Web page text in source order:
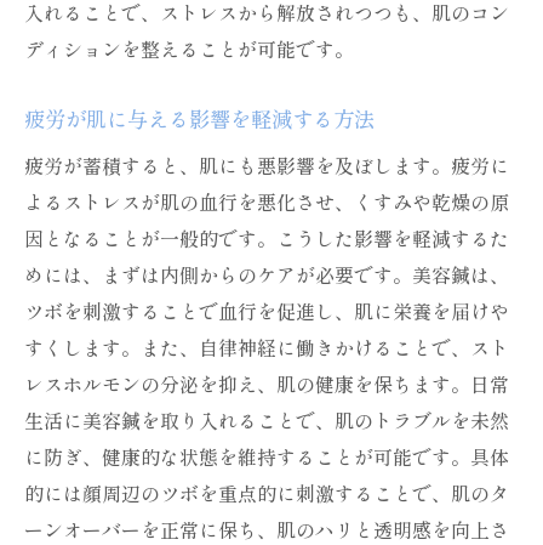
入れることで、ストレスから解放されつつも、肌のコン
ディションを整えることが可能です。
疲労が肌に与える影響を軽減する方法
疲労が蓄積すると、肌にも悪影響を及ぼします。疲労に
よるストレスが肌の血行を悪化させ、くすみや乾燥の原
因となることが一般的です。こうした影響を軽減するた
めには、まずは内側からのケアが必要です。美容鍼は、
ツボを刺激することで血行を促進し、肌に栄養を届けや
すくします。また、自律神経に働きかけることで、スト
レスホルモンの分泌を抑え、肌の健康を保ちます。日常
生活に美容鍼を取り入れることで、肌のトラブルを未然
に防ぎ、健康的な状態を維持することが可能です。具体
的には顔周辺のツボを重点的に刺激することで、肌のタ
ーンオーバーを正常に保ち、肌のハリと透明感を向上さ